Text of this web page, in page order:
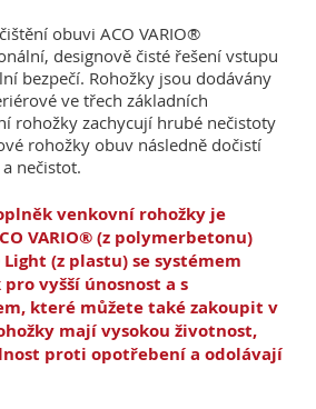
obuvi ACO VARIO®
designově čisté řešení vstupu
bezpečí. Rohožky jsou dodávány
ve třech základních
rohožky zachycují hrubé nečistoty
rohožky obuv následně dočistí
nečistot.
venkovní rohožky je
VARIO® (z polymerbetonu)
Light (z plastu) se systémem
vyšší únosnost a s
které můžete také zakoupit v
mají vysokou životnost,
proti opotřebení a odolávají